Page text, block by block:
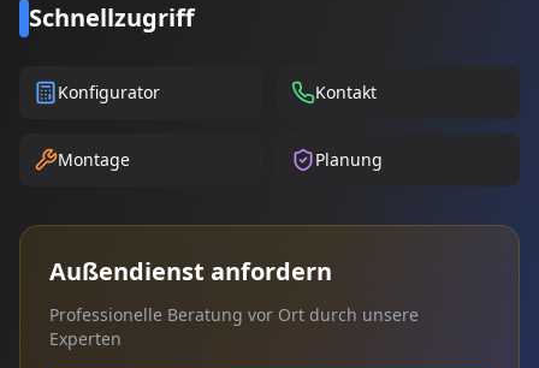
Schnellzugriff
Konfigurator Kontakt
Montage Planung
Außendienst anfordern
Professionelle Beratung vor Ort durch unsere
Experten